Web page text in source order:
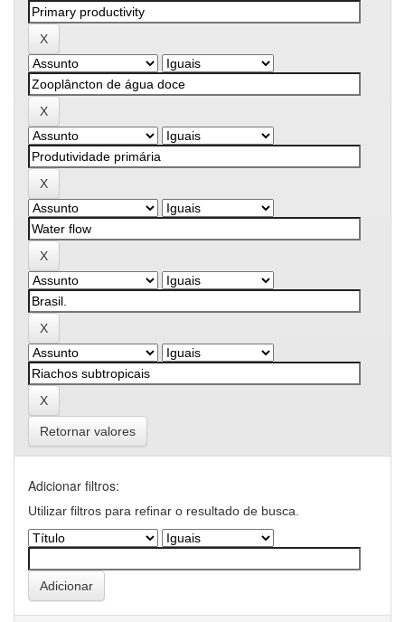
Retornar valores
Adicionar filtros:
Utilizar filtros para refinar o resultado de busca.